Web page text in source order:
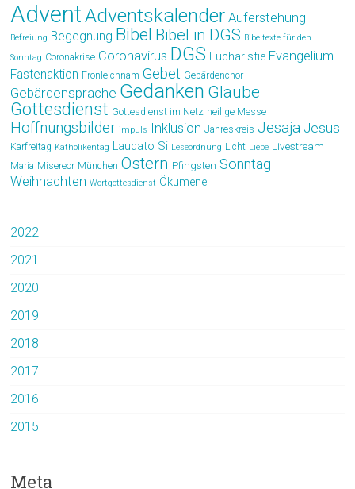
AdventAdventskalender Auferstehung
Befreiung Begegnung Bibel Bibel in DGS Bibeltexte für den
Sonntag Coronakrise Coronavirus DGS Eucharistie Evangelium
Fastenaktion Fronleichnam Gebet Gebärdenchor
Gebärdensprache Gedanken Glaube
Gottesdienst Gottesdienst im Netz heilige Messe
Hoffnungsbilder impuls Inklusion Jahreskreis Jesaja Jesus
Karfreitag Katholikentag Laudato Si Leseordnung Licht Liebe Livestream
Maria Misereor München Ostern Pfingsten Sonntag
Weihnachten Wortgottesdienst Ökumene
2022
2021
2020
2019
2018
2017
2016
2015
Meta